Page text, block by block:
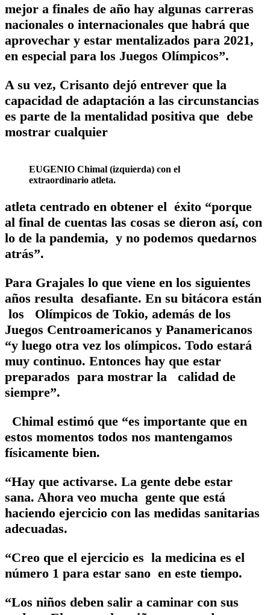
mejor a finales de año hay algunas carreras
nacionales o internacionales que habrá que
aprovechar y estar mentalizados para 2021,
en especial para los Juegos Olímpicos”.
A su vez, Crisanto dejó entrever que la
capacidad de adaptación a las circunstancias
es parte de la mentalidad positiva que debe
mostrar cualquier
EUGENIO Chimal (izquierda) con el
extraordinario atleta.
atleta centrado en obtener el éxito “porque
al final de cuentas las cosas se dieron así, con
lo de la pandemia, y no podemos quedarnos
atrás”.
Para Grajales lo que viene en los siguientes
años resulta desafiante. En su bitácora están
los Olímpicos de Tokio, además de los
Juegos Centroamericanos y Panamericanos
“y luego otra vez los olímpicos. Todo estará
muy continuo. Entonces hay que estar
preparados para mostrar la calidad de
siempre”.
Chimal estimó que “es importante que en
estos momentos todos nos mantengamos
físicamente bien.
“Hay que activarse. La gente debe estar
sana. Ahora veo mucha gente que está
haciendo ejercicio con las medidas sanitarias
adecuadas.
“Creo que el ejercicio es la medicina es el
número 1 para estar sano en este tiempo.
“Los niños deben salir a caminar con sus